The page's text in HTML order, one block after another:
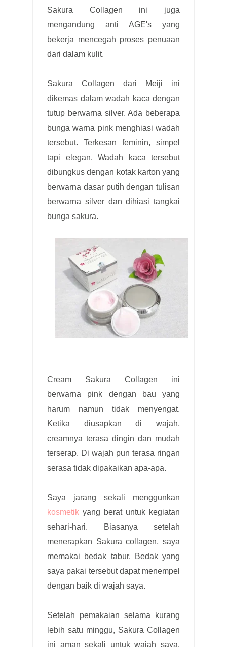
Sakura Collagen ini juga
mengandung anti AGE's yang
bekerja mencegah proses penuaan
dari dalam kulit.
Sakura Collagen dari Meiji ini
dikemas dalam wadah kaca dengan
tutup berwarna silver. Ada beberapa
bunga warna pink menghiasi wadah
tersebut. Terkesan feminin, simpel
tapi elegan. Wadah kaca tersebut
dibungkus dengan kotak karton yang
berwarna dasar putih dengan tulisan
berwarna silver dan dihiasi tangkai
bunga sakura.
Cream Sakura Collagen ini
berwarna pink dengan bau yang
harum namun tidak menyengat.
Ketika diusapkan di wajah,
creamnya terasa dingin dan mudah
terserap. Di wajah pun terasa ringan
serasa tidak dipakaikan apa-apa.
Saya jarang sekali menggunkan
kosmetik yang berat untuk kegiatan
sehari-hari. Biasanya setelah
menerapkan Sakura collagen, saya
memakai bedak tabur. Bedak yang
saya pakai tersebut dapat menempel
dengan baik di wajah saya.
Setelah pemakaian selama kurang
lebih satu minggu, Sakura Collagen
ini aman sekali untuk wajah saya.